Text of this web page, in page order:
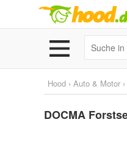
Hood › Auto & Motor ›
DOCMA